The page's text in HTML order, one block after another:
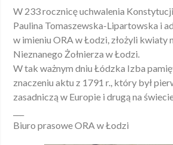
W 233 rocznicę uchwalenia
Paulina Tomaszewska-Lipartowska i
w imieniu ORA w Łodzi, złożyli kwiaty
Nieznanego Żołnierza w Łodzi.
W tak ważnym dniu Łódzka Izba
znaczeniu aktu z 1791 r., który był
zasadniczą w Europie i drugą na
Biuro prasowe ORA w Łodzi